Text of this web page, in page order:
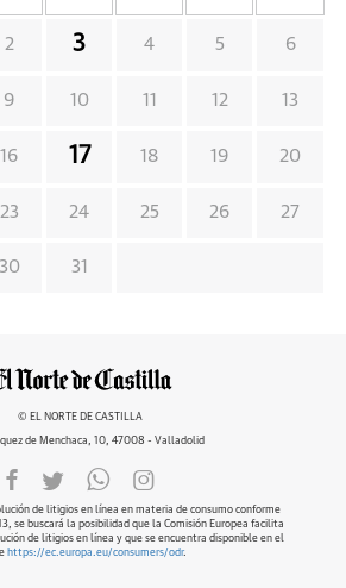
2 3 4 5 6
9 10 11 12 13
16 17 18 19 20
23 24 25 26 27
30 31
© EL NORTE DE CASTILLA
de Menchaca, 10, 47008 - Valladolid
de litigios en línea en materia de consumo conforme
se buscará la posibilidad que la Comisión Europea facilita
de litigios en línea y que se encuentra disponible en el
https://ec.europa.eu/consumers/odr.